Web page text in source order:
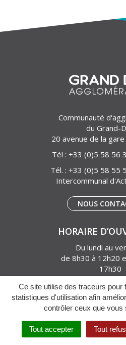
Ce site utilise des traceurs pour
statistiques d'utilisation afin
contrôler ceux que vous
Tout accepter Tout
Communauté
du Grand-
20 avenue de la
Tél : +33 (0)5 58 56
Tél. : +33 (0)5 58 55
Intercommunal
NOUS
HORAIRE
Du lundi au
de 8h30 à 12h20
17h30
VOIRIE ET